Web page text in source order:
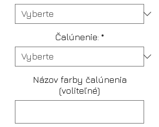
Čalúnenie: *
Názov farby čalúnenia
(voliteľné)